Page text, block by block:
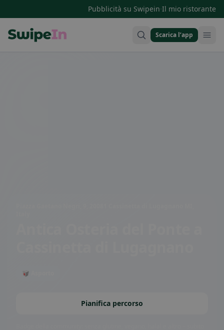
Pubblicità su Swipein·Il mio ristorante
Scarica l’app
🥡 Asporto
Pianifica percorso